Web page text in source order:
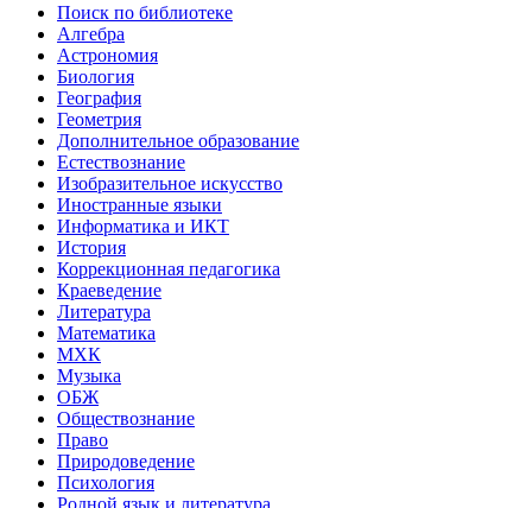
Поиск по библиотеке
Алгебра
Астрономия
Биология
География
Геометрия
Дополнительное образование
Естествознание
Изобразительное искусство
Иностранные языки
Информатика и ИКТ
История
Коррекционная педагогика
Краеведение
Литература
Математика
МХК
Музыка
ОБЖ
Обществознание
Право
Природоведение
Психология
Родной язык и литература